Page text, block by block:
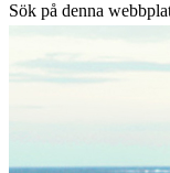
Sök på denna